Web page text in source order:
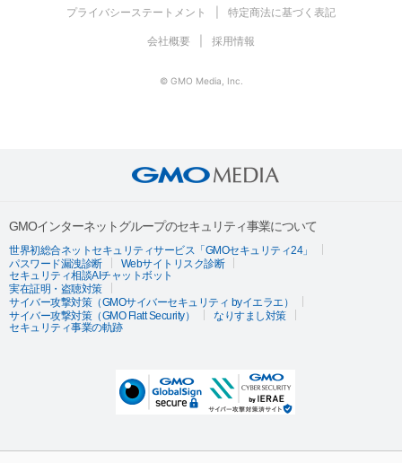
プライバシーステートメント 特定商法に基づく表記
会社概要 採用情報
© GMO Media, Inc.
GMOインターネットグループのセキュリティ事業について
世界初総合ネットセキュリティサービス「GMOセキュリティ24」
パスワード漏洩診断
Webサイトリスク診断
セキュリティ相談AIチャットボット
実在証明・盗聴対策
サイバー攻撃対策（GMOサイバーセキュリティ byイエラエ）
サイバー攻撃対策（GMO Flatt Security）
なりすまし対策
セキュリティ事業の軌跡